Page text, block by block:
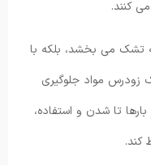
کنند.
تشک می بخشد، بلکه با
زودرس مواد جلوگیری
تا شدن و استفاده،
کند.